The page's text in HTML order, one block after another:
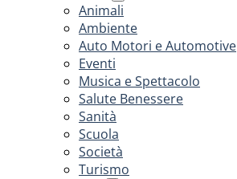
Animali
Ambiente
Auto Motori e Automotive
Eventi
Musica e Spettacolo
Salute Benessere
Sanità
Scuola
Società
Turismo